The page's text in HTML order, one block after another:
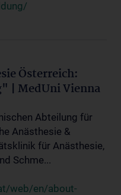
Österreich:
| MedUni Vienna
Abteilung für
Anästhesie &
für Anästhesie,
Schme...
web/en/about-